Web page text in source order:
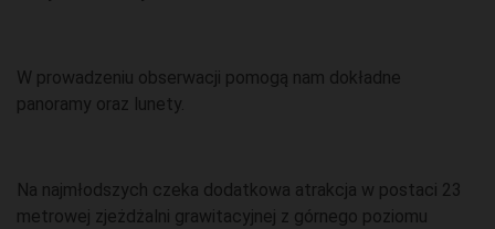
W prowadzeniu obserwacji pomogą nam dokładne
panoramy oraz lunety.
Na najmłodszych czeka dodatkowa atrakcja w postaci 23
metrowej zjeżdżalni grawitacyjnej z górnego poziomu